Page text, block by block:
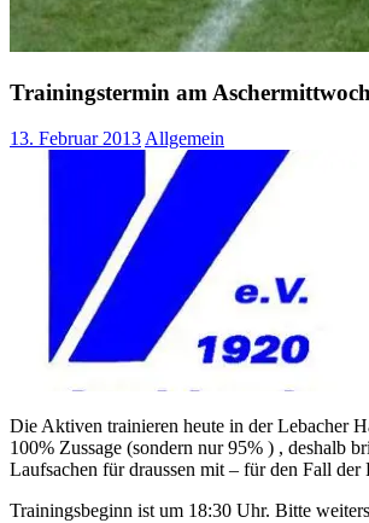
Trainingstermin am
13. Februar 2013Allgemein
Die Aktiven trainieren heute in der Lebacher
100% Zussage (sondern nur 95% ) , deshalb
Laufsachen für draussen mit – für den Fall der
Trainingsbeginn ist um 18:30 Uhr. Bitte